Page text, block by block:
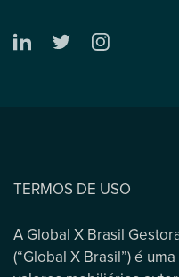
TERMOS DE USO
A Global X Brasil
(“Global X Brasil”) é